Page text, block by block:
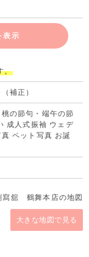
表示
。
補正）
の節句・端午の節
成人式振袖 ウェデ
ペット写真 お誕
大きな地図で見る